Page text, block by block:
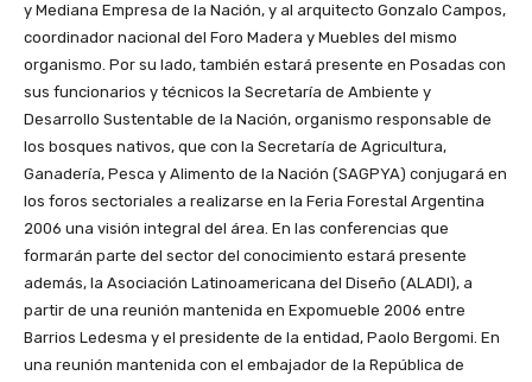
y Mediana Empresa de la Nación, y al arquitecto Gonzalo Campos,
coordinador nacional del Foro Madera y Muebles del mismo
organismo. Por su lado, también estará presente en Posadas con
sus funcionarios y técnicos la Secretaría de Ambiente y
Desarrollo Sustentable de la Nación, organismo responsable de
los bosques nativos, que con la Secretaría de Agricultura,
Ganadería, Pesca y Alimento de la Nación (SAGPYA) conjugará en
los foros sectoriales a realizarse en la Feria Forestal Argentina
2006 una visión integral del área. En las conferencias que
formarán parte del sector del conocimiento estará presente
además, la Asociación Latinoamericana del Diseño (ALADI), a
partir de una reunión mantenida en Expomueble 2006 entre
Barrios Ledesma y el presidente de la entidad, Paolo Bergomi. En
una reunión mantenida con el embajador de la República de